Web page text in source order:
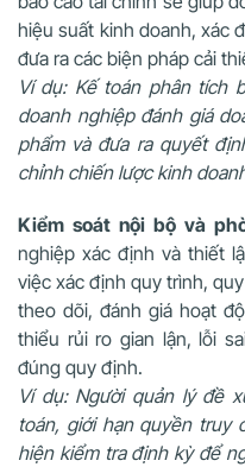
hiệu suất kinh doanh, xác
đưa ra các biện pháp cải
Ví dụ: Kế toán phân tích
doanh nghiệp đánh giá
phẩm và đưa ra quyết
chỉnh chiến lược kinh
Kiểm soát nội bộ và
nghiệp xác định và thiết
việc xác định quy trình,
theo dõi, đánh giá hoạt
thiểu rủi ro gian lận, lỗi
đúng quy định.
Ví dụ: Người quản lý đề
toán, giới hạn quyền truy
hiện kiểm tra định kỳ để